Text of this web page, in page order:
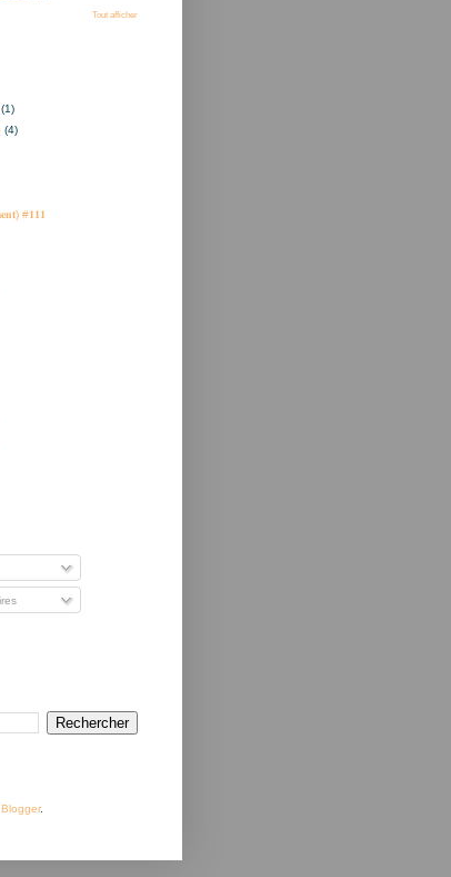
Tout afficher
(1)
(4)
#𝟏𝟏𝟏
Blogger.